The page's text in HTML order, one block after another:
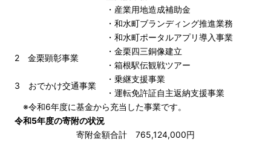
・産業用地造成補助金
・和水町ブランディング推進業務
・和水町ポータルアプリ導入事業
2 金栗顕彰事業
・金栗四三銅像建立
・箱根駅伝観戦ツアー
3 おでかけ交通事業
・乗継支援事業
・運転免許証自主返納支援事業
※令和6年度に基金から充当した事業です。
令和5年度の寄附の状況
寄附金額合計 765,124,000円